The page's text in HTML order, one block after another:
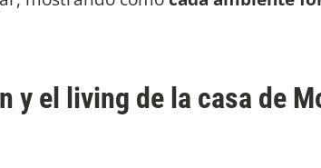
y el living de la casa de